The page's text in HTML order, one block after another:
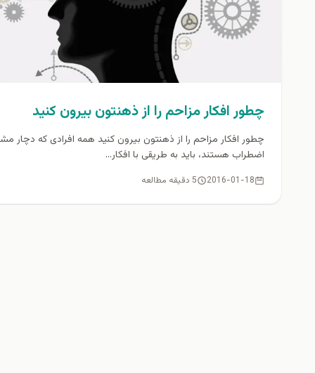
چطور افکار مزاحم را از ذهنتون بیرون کنید
چطور افکار مزاحم را از ذهنتون بیرون کنید همه افرادی که دچار
اضطراب هستند، باید به طریقی با افکار...
2016-01-18 5 دقیقه مطالعه